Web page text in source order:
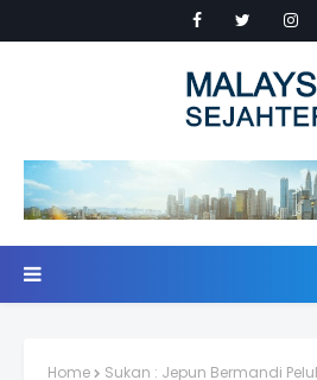
Home
Sukan : Jepun Bermandi